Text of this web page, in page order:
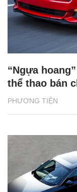
PHƯƠNG TIỆN
“Ngựa
thể thao bán